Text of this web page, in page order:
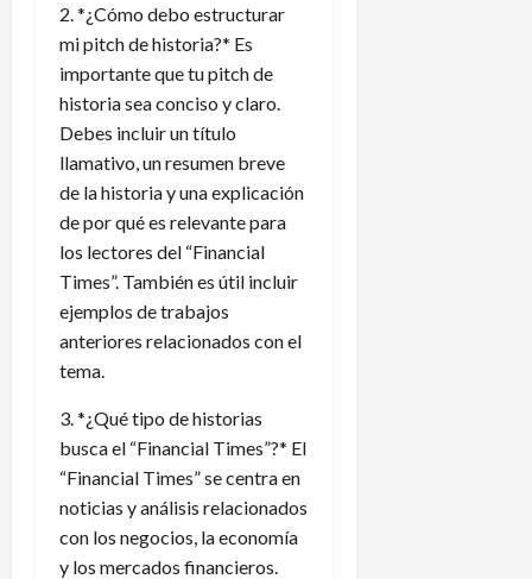
2. *¿Cómo debo estructurar
mi pitch de historia?* Es
importante que tu pitch de
historia sea conciso y claro.
Debes incluir un título
llamativo, un resumen breve
de la historia y una explicación
de por qué es relevante para
los lectores del “Financial
Times”. También es útil incluir
ejemplos de trabajos
anteriores relacionados con el
tema.
3. *¿Qué tipo de historias
busca el “Financial Times”?* El
“Financial Times” se centra en
noticias y análisis relacionados
con los negocios, la economía
y los mercados financieros.